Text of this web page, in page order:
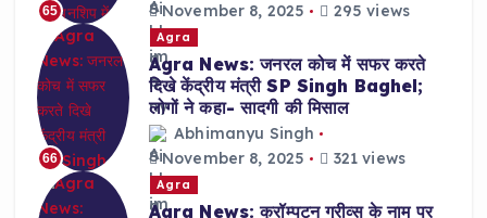
65
November 8, 2025
295 views
66
Agra
Agra News: जनरल कोच में सफर करते
दिखे केंद्रीय मंत्री SP Singh Baghel;
लोगों ने कहा- सादगी की मिसाल
Abhimanyu Singh
November 8, 2025
321 views
Agra
Agra News: क्रॉम्पटन ग्रीव्स के नाम पर